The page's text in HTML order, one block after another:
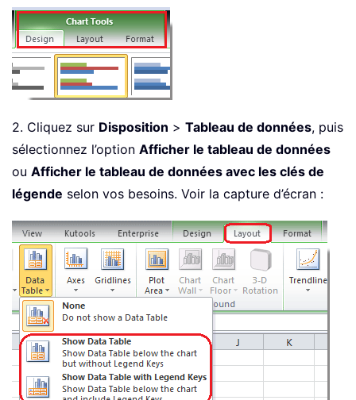
2. Cliquez sur Disposition > Tableau de données, puis
sélectionnez l’option Afficher le tableau de données
ou Afficher le tableau de données avec les clés de
légende selon vos besoins. Voir la capture d’écran :